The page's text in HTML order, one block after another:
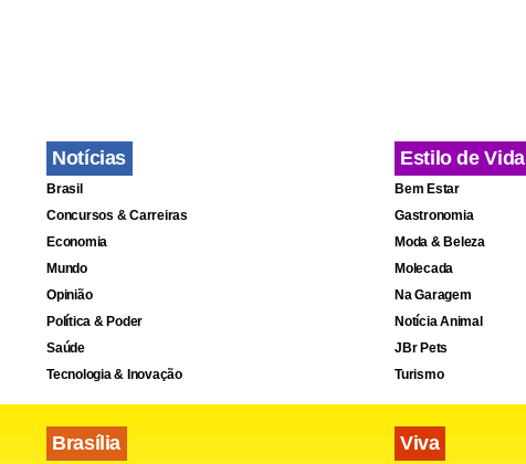
Notícias
Brasil
Concursos & Carreiras
Economia
Mundo
Opinião
Política & Poder
Saúde
Tecnologia & Inovação
Brasília
Estilo de Vida
Bem Estar
Gastronomia
Moda & Beleza
Molecada
Na Garagem
Notícia Animal
JBr Pets
Turismo
Viva